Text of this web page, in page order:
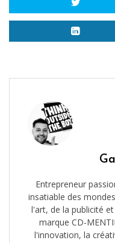
Entrepreneur
insatiable des
l'art, de la publicité
marque CD-
l'innovation, la